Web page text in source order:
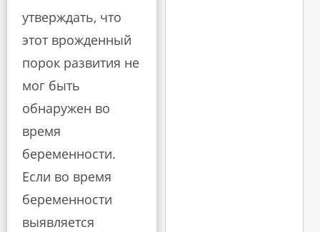
утверждать, что
этот врожденный
порок развития не
мог быть
обнаружен во
время
беременности.
Если во время
беременности
выявляется